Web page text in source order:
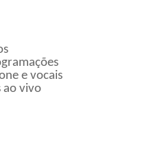
e vocais
ao vivo